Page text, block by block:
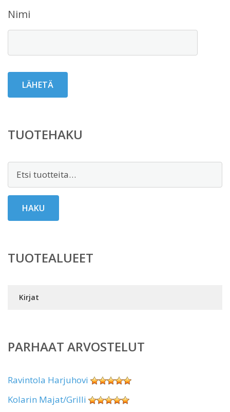
Nimi
TUOTEHAKU
Etsi:
HAKU
TUOTEALUEET
Kirjat
PARHAAT ARVOSTELUT
Ravintola Harjuhovi
Kolarin Majat/Grilli